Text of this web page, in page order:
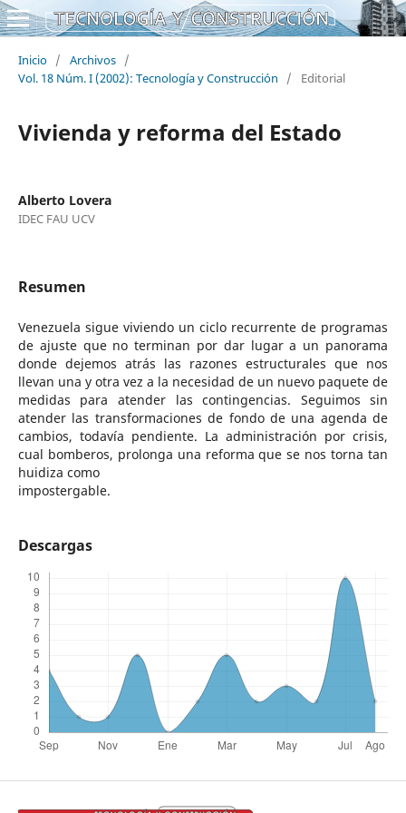
Inicio / Archivos /
Vol. 18 Núm. I (2002): Tecnología y Construcción
/ Editorial
Vivienda y reforma del Estado
Alberto Lovera
IDEC FAU UCV
Resumen
Venezuela sigue viviendo un ciclo recurrente de programas
de ajuste que no terminan por dar lugar a un panorama
donde dejemos atrás las razones estructurales que nos
llevan una y otra vez a la necesidad de un nuevo paquete de
medidas para atender las contingencias. Seguimos sin
atender las transformaciones de fondo de una agenda de
cambios, todavía pendiente. La administración por crisis,
cual bomberos, prolonga una reforma que se nos torna tan
huidiza como
impostergable.
Descargas